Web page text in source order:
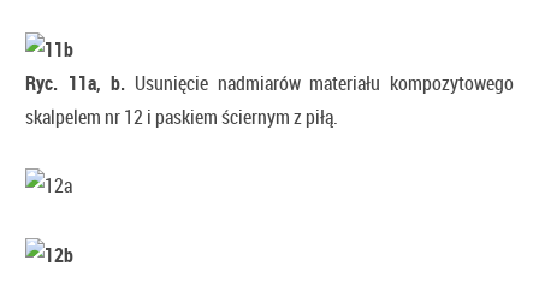
Ryc. 11a, b. Usunięcie nadmiarów materiału kompozytowego
skalpelem nr 12 i paskiem ściernym z piłą.